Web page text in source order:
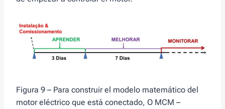
Figura 9 – Para construir el modelo matemático del
motor eléctrico que está conectado, O MCM –